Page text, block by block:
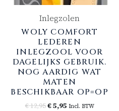
Inlegzolen
WOLY COMFORT
LEDEREN
INLEGZOOL VOOR
DAGELIJKS GEBRUIK.
NOG AARDIG WAT
MATEN
BESCHIKBAAR OP=OP
€12,95€5,95 Incl. BTW